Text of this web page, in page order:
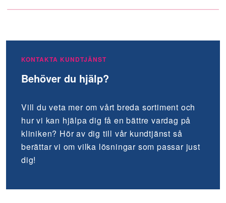
KONTAKTA KUNDTJÄNST
Behöver du hjälp?
Vill du veta mer om vårt breda sortiment och
hur vi kan hjälpa dig få en bättre vardag på
kliniken? Hör av dig till vår kundtjänst så
berättar vi om vilka lösningar som passar just
dig!